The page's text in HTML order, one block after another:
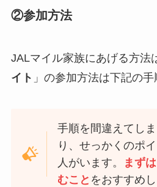
②参加方法
JALマイル家族にあげる方法
イト 」の参加方法は下記の手
手順を間違えてし
り、せっかくのポ
人がいます。
まず
むこと をおすすめし